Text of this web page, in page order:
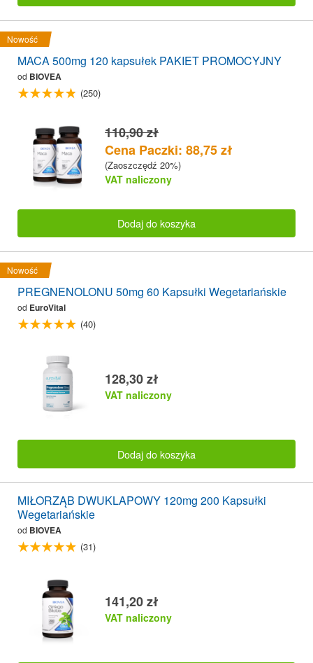
Nowość
MACA 500mg 120 kapsułek PAKIET PROMOCYJNY
od BIOVEA
(250)
110,90 zł
Cena Paczki: 88,75 zł
(Zaoszczędź 20%)
VAT naliczony
Dodaj do koszyka
Nowość
PREGNENOLONU 50mg 60 Kapsułki Wegetariańskie
od EuroVital
(40)
128,30 zł
VAT naliczony
Dodaj do koszyka
MIŁORZĄB DWUKLAPOWY 120mg 200 Kapsułki
Wegetariańskie
od BIOVEA
(31)
141,20 zł
VAT naliczony